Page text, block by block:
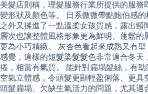
美髮店則稱，理髮服務行業所提供的服務
變形狀及顏色等。 日系微微帶點鮑伯感
之外又揉進了一點溫柔女孩質感，露出頸
層次也讓整體風格形象更為鮮明、蓬鬆的
更為小巧精緻。 灰杏色看起來成熟又有
感覺，這樣的短髮染髮髮色非常適合冬天
捲，相當有氣質。 能針對扁塌髮絲，有
空氣立體感，令頭髮更顯輕盈俐落、更具
頭髮扁塌、欠缺生氣活力的問題，尤其適